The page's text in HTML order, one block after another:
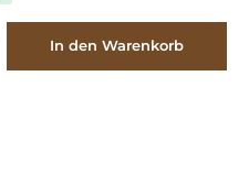
In den Warenkorb